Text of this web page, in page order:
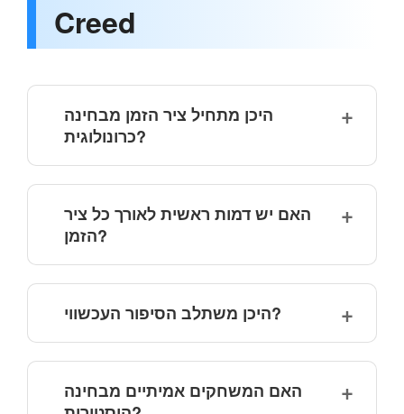
Creed
היכן מתחיל ציר הזמן מבחינה
כרונולוגית?
האם יש דמות ראשית לאורך כל ציר
הזמן?
היכן משתלב הסיפור העכשווי?
האם המשחקים אמיתיים מבחינה